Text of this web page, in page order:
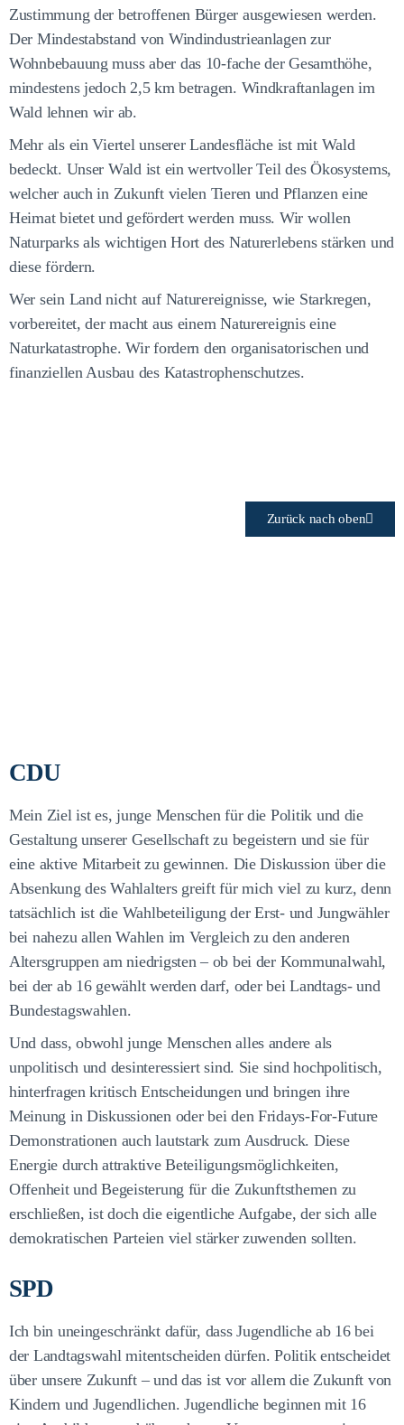
Zustimmung der betroffenen Bürger ausgewiesen werden.
Der Mindestabstand von Windindustrieanlagen zur
Wohnbebauung muss aber das 10-fache der Gesamthöhe,
mindestens jedoch 2,5 km betragen. Windkraftanlagen im
Wald lehnen wir ab.
Mehr als ein Viertel unserer Landesfläche ist mit Wald
bedeckt. Unser Wald ist ein wertvoller Teil des Ökosystems,
welcher auch in Zukunft vielen Tieren und Pflanzen eine
Heimat bietet und gefördert werden muss. Wir wollen
Naturparks als wichtigen Hort des Naturerlebens stärken und
diese fördern.
Wer sein Land nicht auf Naturereignisse, wie Starkregen,
vorbereitet, der macht aus einem Naturereignis eine
Naturkatastrophe. Wir fordern den organisatorischen und
finanziellen Ausbau des Katastrophenschutzes.
Zurück nach oben
CDU
Mein Ziel ist es, junge Menschen für die Politik und die
Gestaltung unserer Gesellschaft zu begeistern und sie für
eine aktive Mitarbeit zu gewinnen. Die Diskussion über die
Absenkung des Wahlalters greift für mich viel zu kurz, denn
tatsächlich ist die Wahlbeteiligung der Erst- und Jungwähler
bei nahezu allen Wahlen im Vergleich zu den anderen
Altersgruppen am niedrigsten – ob bei der Kommunalwahl,
bei der ab 16 gewählt werden darf, oder bei Landtags- und
Bundestagswahlen.
Und dass, obwohl junge Menschen alles andere als
unpolitisch und desinteressiert sind. Sie sind hochpolitisch,
hinterfragen kritisch Entscheidungen und bringen ihre
Meinung in Diskussionen oder bei den Fridays-For-Future
Demonstrationen auch lautstark zum Ausdruck. Diese
Energie durch attraktive Beteiligungsmöglichkeiten,
Offenheit und Begeisterung für die Zukunftsthemen zu
erschließen, ist doch die eigentliche Aufgabe, der sich alle
demokratischen Parteien viel stärker zuwenden sollten.
SPD
Ich bin uneingeschränkt dafür, dass Jugendliche ab 16 bei
der Landtagswahl mitentscheiden dürfen. Politik entscheidet
über unsere Zukunft – und das ist vor allem die Zukunft von
Kindern und Jugendlichen. Jugendliche beginnen mit 16